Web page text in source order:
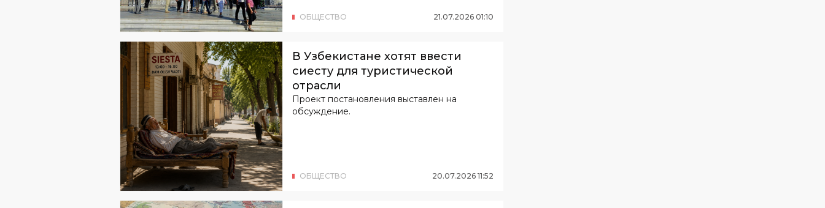
ОБЩЕСТВО 21.07.2026 01:10
ОБЩЕСТВО 20.07.2026 11:52
В Узбекистане хотят ввести
сиесту для туристической
отрасли
Проект постановления выставлен на
обсуждение.